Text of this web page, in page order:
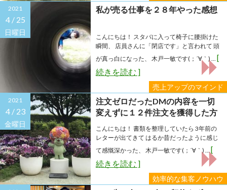
2021
4 / 25
日曜日
売上アップのマインド
私が売る仕事を２８年やった感想
こんにちは！ スタバに入って椅子に腰掛けた
瞬間、 店員さんに「閉店です」と言われて 頭
が真っ白になった、 木戸一敏です(；´∀｀) ... [
続きを読む ]
2021
4 / 23
金曜日
効率的な集客ノウハウ
注文ゼロだったDMの内容を一切
変えずに１２件注文を獲得した方
こんにちは！ 書類を整理していたら 3年前の
レターが出てきて はるか昔だったように感じ
て感慨深かった、 木戸一敏です(；´∀｀) ...[
続きを読む ]